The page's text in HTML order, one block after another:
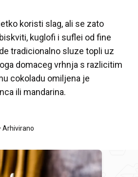
koristi slag, ali se zato
kuglofi i suflei od fine
tradicionalno sluze topli uz
domaceg vrhnja s razlicitim
cokoladu omiljena je
ili mandarina.
Arhivirano